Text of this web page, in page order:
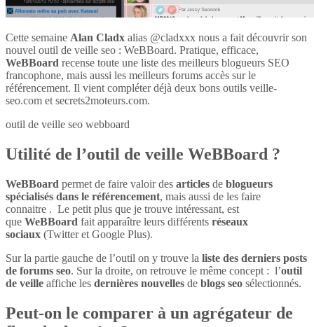
Cette semaine Alan Cladx alias @cladxxx nous a fait découvrir son
nouvel outil de veille seo : WeBBoard. Pratique, efficace,
WeBBoard recense toute une liste des meilleurs blogueurs SEO
francophone, mais aussi les meilleurs forums accès sur le
référencement. Il vient compléter déjà deux bons outils veille-
seo.com et secrets2moteurs.com.
outil de veille seo webboard
Utilité de l’outil de veille WeBBoard ?
WeBBoard permet de faire valoir des articles de blogueurs
spécialisés dans le référencement, mais aussi de les faire
connaitre . Le petit plus que je trouve intéressant, est
que WeBBoard fait apparaître leurs différents réseaux
sociaux (Twitter et Google Plus).
Sur la partie gauche de l’outil on y trouve la liste des derniers posts
de forums seo. Sur la droite, on retrouve le même concept : l’outil
de veille affiche les dernières nouvelles de blogs seo sélectionnés.
Peut-on le comparer à un agrégateur de